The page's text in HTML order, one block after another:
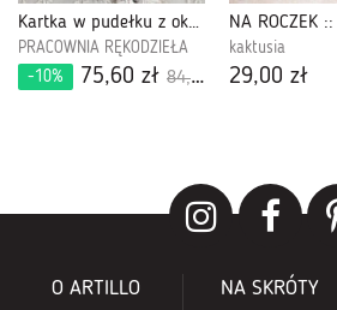
Kartka w pudełku z okazji 18 urodzin 496
PRACOWNIA RĘKODZIEŁA
-10%
75,60 zł 84,00 zł
kaktusia
29,00 zł
O ARTILLO NA SKRÓTY